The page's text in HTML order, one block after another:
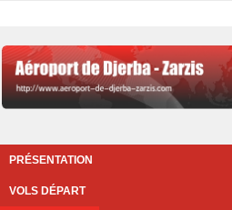
PRÉSENTATION
VOLS DÉPART